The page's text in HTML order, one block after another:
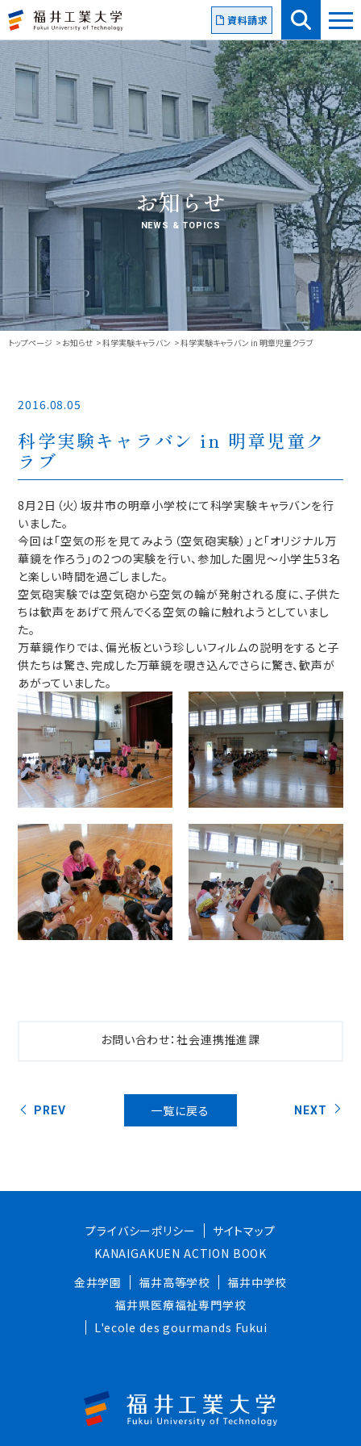
資料請求
お知らせ
NEWS & TOPICS
トップページ お知らせ 科学実験キャラバン 科学実験キャラバン in 明章児童クラブ
2016.08.05
科学実験キャラバン in 明章児童ク
ラブ
8月2日（火）坂井市の明章小学校にて科学実験キャラバンを行
いました。
今回は「空気の形を見てみよう（空気砲実験）」と「オリジナル万
華鏡を作ろう」の2つの実験を行い、参加した園児～小学生53名
と楽しい時間を過ごしました。
空気砲実験では空気砲から空気の輪が発射される度に、子供た
ちは歓声をあげて飛んでくる空気の輪に触れようとしていまし
た。
万華鏡作りでは、偏光板という珍しいフィルムの説明をすると子
供たちは驚き、完成した万華鏡を覗き込んでさらに驚き、歓声が
あがっていました。
お問い合わせ：社会連携推進課
PREV 一覧に戻る NEXT
プライバシーポリシー
サイトマップ
KANAIGAKUEN ACTION BOOK
金井学園
福井高等学校
福井中学校
福井県医療福祉専門学校
L'ecole des gourmands Fukui